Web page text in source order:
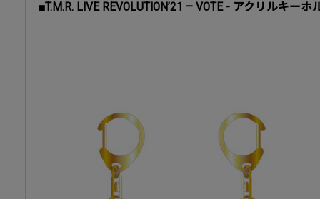
■T.M.R. LIVE REVOLUTION’21 – VOTE - アクリルキーホ